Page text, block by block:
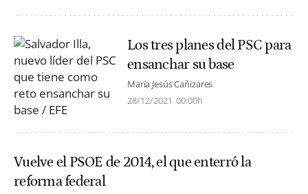
Los tres planes del PSC para
ensanchar su base
María Jesús Cañizares
28/12/2021 00:00h
Vuelve el PSOE de 2014, el que enterró la
reforma federal